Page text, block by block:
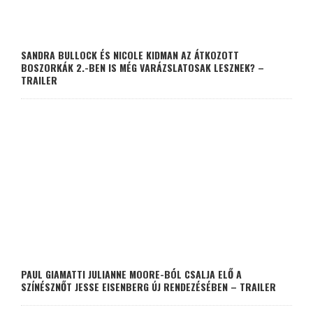
SANDRA BULLOCK ÉS NICOLE KIDMAN AZ ÁTKOZOTT
BOSZORKÁK 2.-BEN IS MÉG VARÁZSLATOSAK LESZNEK? –
TRAILER
PAUL GIAMATTI JULIANNE MOORE-BÓL CSALJA ELŐ A
SZÍNÉSZNŐT JESSE EISENBERG ÚJ RENDEZÉSÉBEN – TRAILER